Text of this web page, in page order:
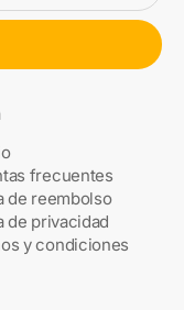
frecuentes
de reembolso
de privacidad
y condiciones